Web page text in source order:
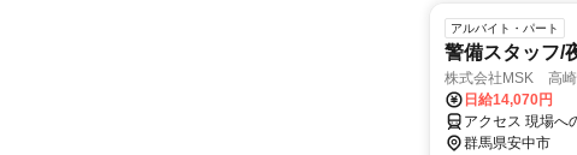
アルバイト・パート
警備スタッフ/
株式会社MSK 高
日給14,070円
アクセス 現場へ
群馬県安中市